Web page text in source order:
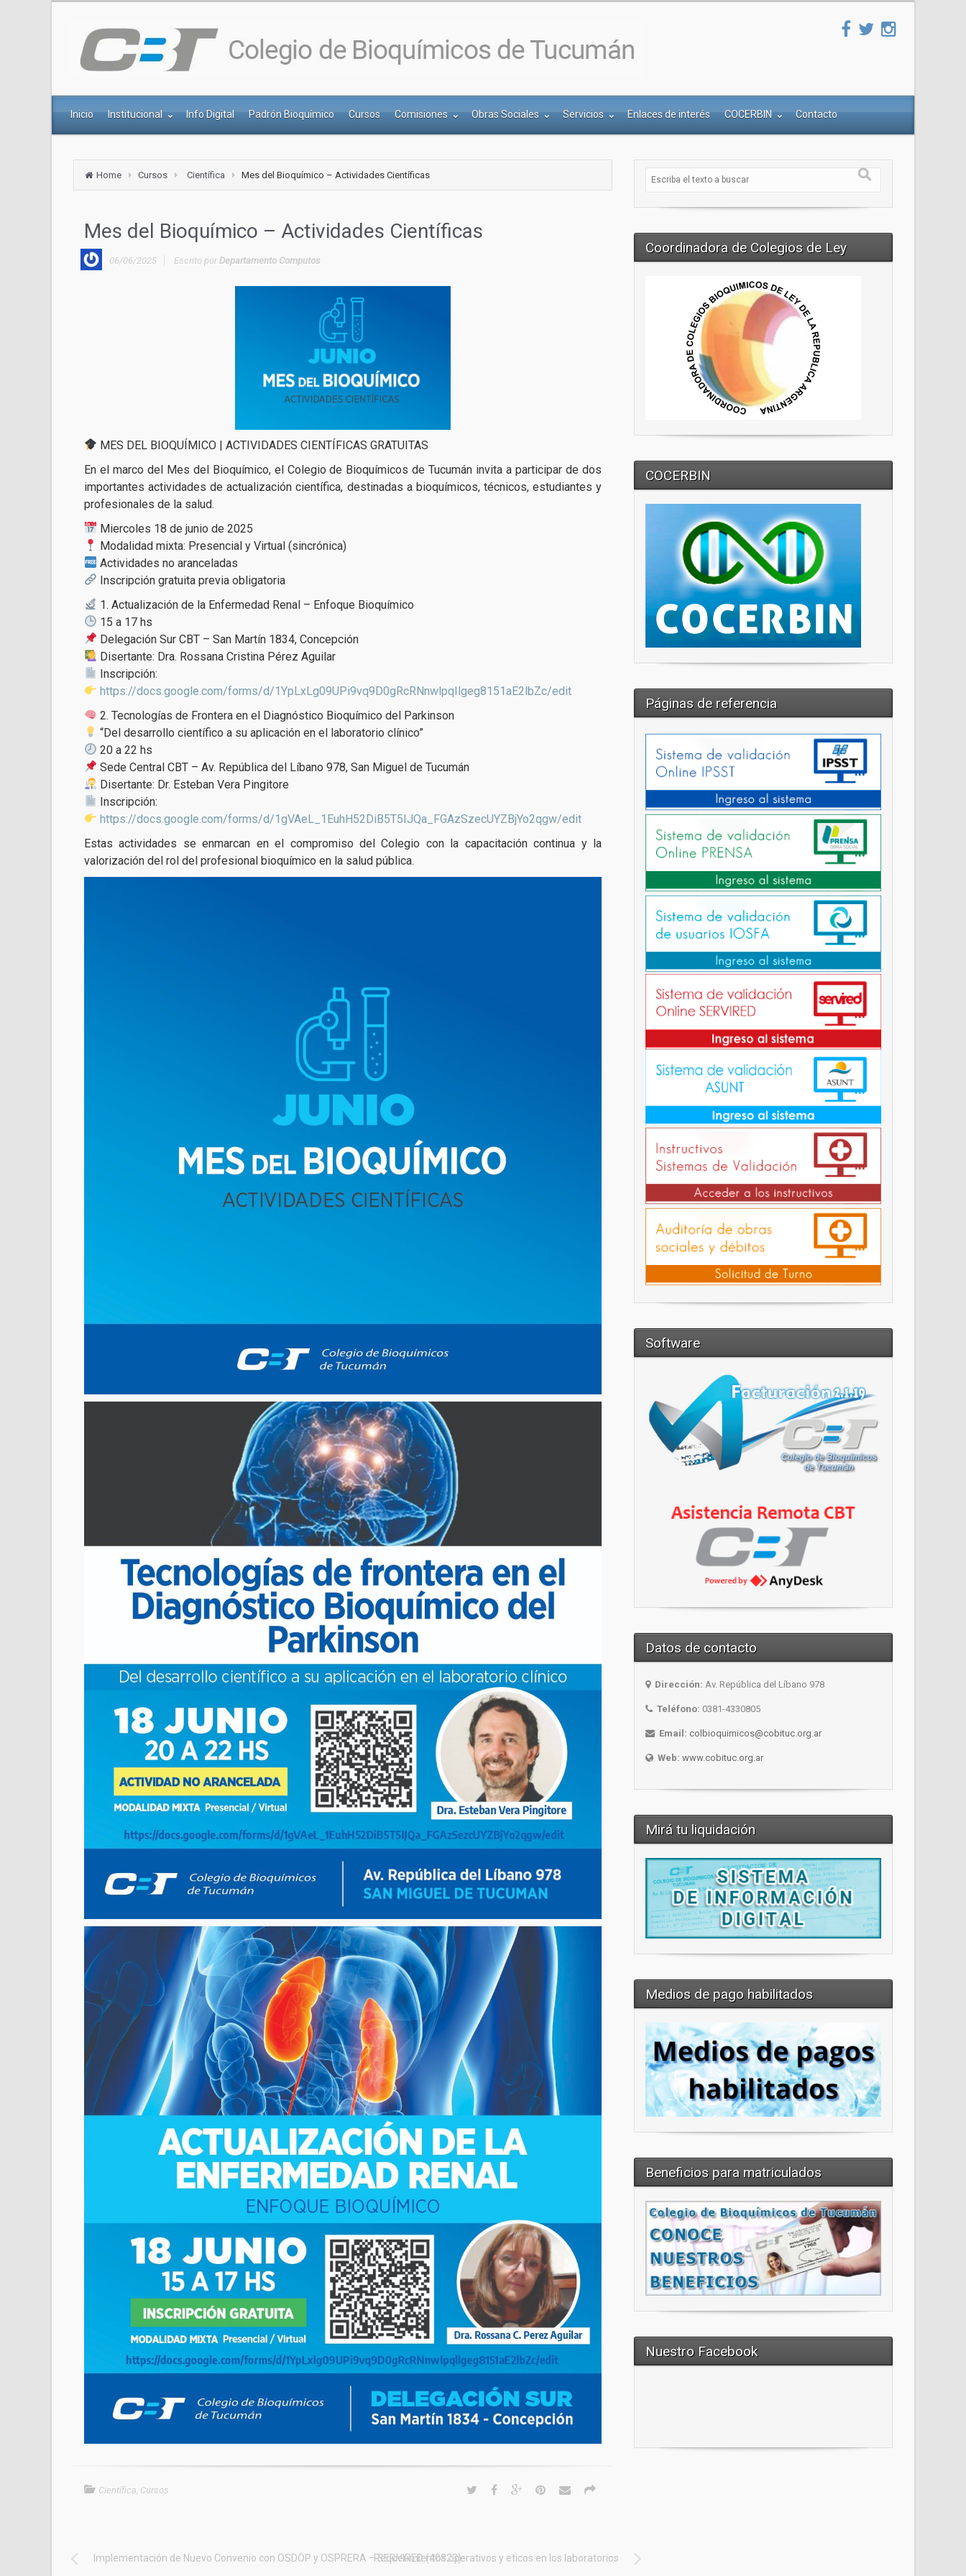
Inicio Institucional Info Digital Padrón Bioquímico Cursos Comisiones Obras Sociales Servicios Enlaces de interés COCERBIN Contacto
Home Cursos Científica Mes del Bioquímico – Actividades Científicas
Mes del Bioquímico – Actividades Científicas
06/06/2025 Escrito por Departamento Computos
MES DEL BIOQUÍMICO | ACTIVIDADES CIENTÍFICAS GRATUITAS
En el marco del Mes del Bioquímico, el Colegio de Bioquímicos de Tucumán invita a participar de dos
importantes actividades de actualización científica, destinadas a bioquímicos, técnicos, estudiantes y
profesionales de la salud.
Miercoles 18 de junio de 2025
Modalidad mixta: Presencial y Virtual (sincrónica)
Actividades no aranceladas
Inscripción gratuita previa obligatoria
1. Actualización de la Enfermedad Renal – Enfoque Bioquímico
15 a 17 hs
Delegación Sur CBT – San Martín 1834, Concepción
Disertante: Dra. Rossana Cristina Pérez Aguilar
Inscripción:
https://docs.google.com/forms/d/1YpLxLg09UPi9vq9D0gRcRNnwlpqIlgeg8151aE2lbZc/edit
2. Tecnologías de Frontera en el Diagnóstico Bioquímico del Parkinson
“Del desarrollo científico a su aplicación en el laboratorio clínico”
20 a 22 hs
Sede Central CBT – Av. República del Líbano 978, San Miguel de Tucumán
Disertante: Dr. Esteban Vera Pingitore
Inscripción:
https://docs.google.com/forms/d/1gVAeL_1EuhH52DiB5T5IJQa_FGAzSzecUYZBjYo2qgw/edit
Estas actividades se enmarcan en el compromiso del Colegio con la capacitación continua y la
valorización del rol del profesional bioquímico en la salud pública.
Científica Cursos
Implementación de Nuevo Convenio con OSDOP y OSPRERA – SERVIRED (40823)Requerimientos operativos y eticos en los laboratorios
Coordinadora de Colegios de Ley
COCERBIN
Páginas de referencia
Software
Datos de contacto
Dirección: Av. República del Líbano 978
Teléfono: 0381-4330805
Email: colbioquimicos@cobituc.org.ar
Web: www.cobituc.org.ar
Mirá tu liquidación
Medios de pago habilitados
Beneficios para matriculados
Nuestro Facebook